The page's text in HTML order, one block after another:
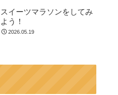
スイーツマラソンをしてみ
よう！
2026.05.19